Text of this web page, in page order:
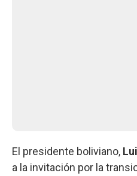
El presidente boliviano,
a la invitación por la